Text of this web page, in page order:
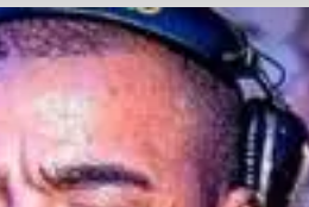
VESPERTINO